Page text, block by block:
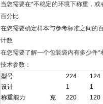
当您需要在*不稳定的环境下称重，
百分比
在您需要确定样本与参考标准之间的
计数
在您需要了解一个包装袋内有多少件
技术参数：
型号
224
124
设计
1
1
称重能力
克 220
120